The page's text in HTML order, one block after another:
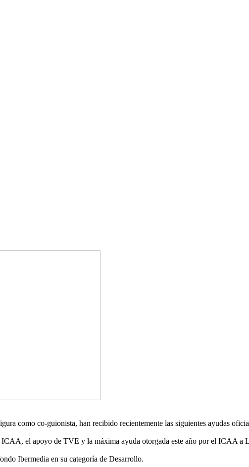
como co-guionista, han recibido recientemente las siguientes ayudas
el apoyo de TVE y la máxima ayuda otorgada este año por el ICAA a
Ibermedia en su categoría de Desarrollo.